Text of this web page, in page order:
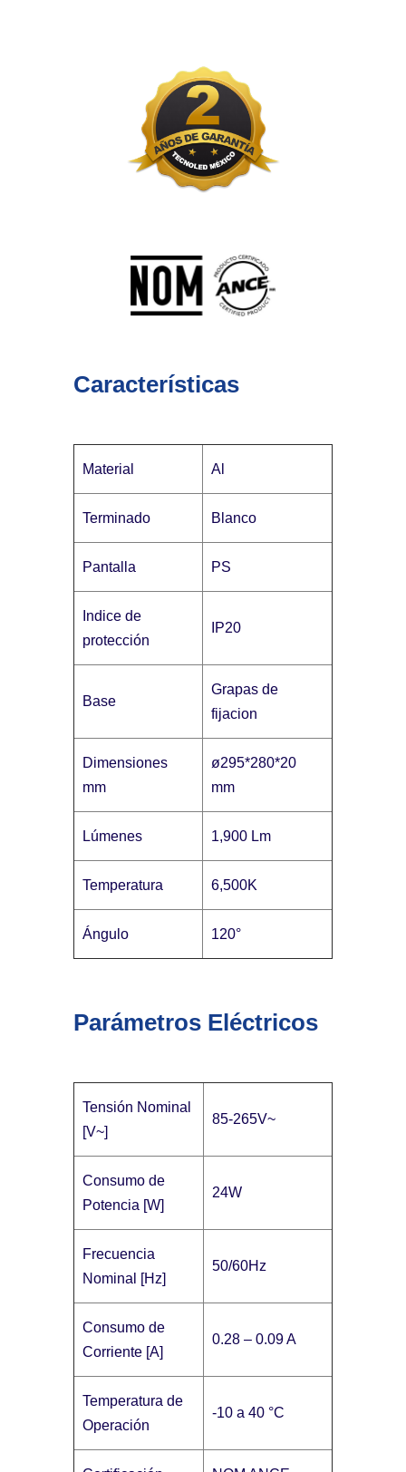
Características
Material Al
Terminado Blanco
Pantalla PS
Indice de
protección
IP20
Base
Grapas de
fijacion
Dimensiones
mm
ø295*280*20
mm
Lúmenes 1,900 Lm
Temperatura 6,500K
Ángulo 120°
Parámetros Eléctricos
Tensión Nominal
[V~]
85-265V~
Consumo de
Potencia [W]
24W
Frecuencia
Nominal [Hz]
50/60Hz
Consumo de
Corriente [A]
0.28 – 0.09 A
Temperatura de
Operación
-10 a 40 °C